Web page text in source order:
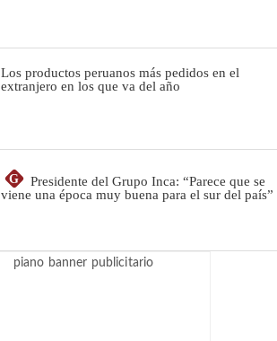
Los productos peruanos más pedidos en el
extranjero en los que va del año
G
Presidente del Grupo Inca: “Parece que se
viene una época muy buena para el sur del país”